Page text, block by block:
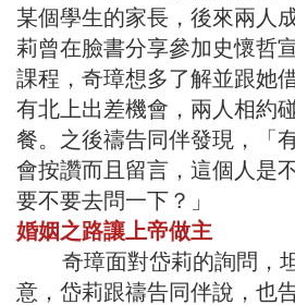
某個學生的家長，後來兩人
莉曾在臉書分享參加史懷哲
課程，奇璋想多了解並跟她
有北上出差機會，兩人相約
餐。之後禱告同伴發現，「
會按讚而且留言，這個人是
要不要去問一下？」
婚姻之路讓上帝做主
奇璋面對岱莉的詢問，
意，岱莉跟禱告同伴說，也